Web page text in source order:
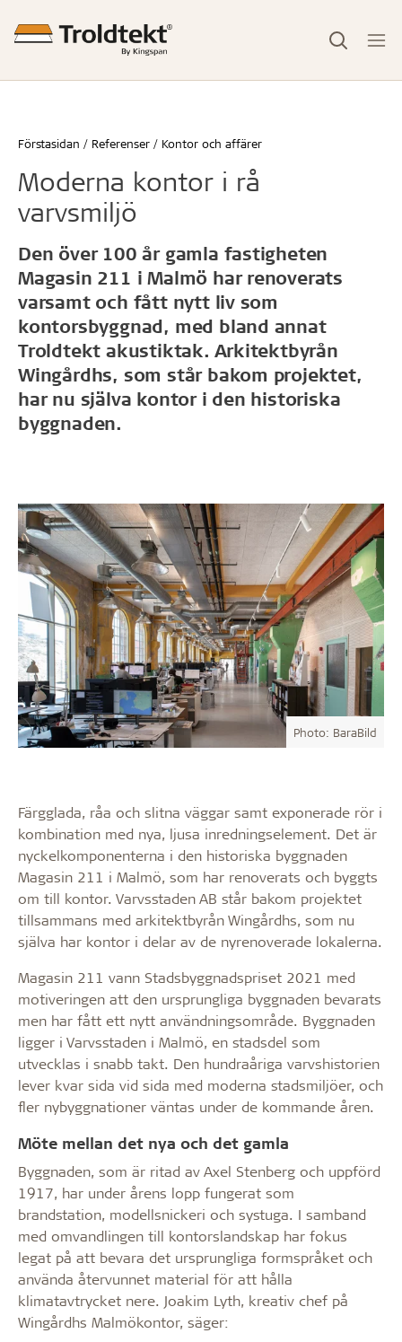
Förstasidan Referenser Kontor och affärer
Moderna kontor i rå
varvsmiljö
Den över 100 år gamla fastigheten
Magasin 211 i Malmö har renoverats
varsamt och fått nytt liv som
kontorsbyggnad, med bland annat
Troldtekt akustiktak. Arkitektbyrån
Wingårdhs, som står bakom projektet,
har nu själva kontor i den historiska
byggnaden.
Photo: BaraBild
Färgglada, råa och slitna väggar samt exponerade rör i
kombination med nya, ljusa inredningselement. Det är
nyckelkomponenterna i den historiska byggnaden
Magasin 211 i Malmö, som har renoverats och byggts
om till kontor. Varvsstaden AB står bakom projektet
tillsammans med arkitektbyrån Wingårdhs, som nu
själva har kontor i delar av de nyrenoverade lokalerna.
Magasin 211 vann Stadsbyggnadspriset 2021 med
motiveringen att den ursprungliga byggnaden bevarats
men har fått ett nytt användningsområde. Byggnaden
ligger i Varvsstaden i Malmö, en stadsdel som
utvecklas i snabb takt. Den hundraåriga varvshistorien
lever kvar sida vid sida med moderna stadsmiljöer, och
fler nybyggnationer väntas under de kommande åren.
Möte mellan det nya och det gamla
Byggnaden, som är ritad av Axel Stenberg och uppförd
1917, har under årens lopp fungerat som
brandstation, modellsnickeri och systuga. I samband
med omvandlingen till kontorslandskap har fokus
legat på att bevara det ursprungliga formspråket och
använda återvunnet material för att hålla
klimatavtrycket nere. Joakim Lyth, kreativ chef på
Wingårdhs Malmökontor, säger: